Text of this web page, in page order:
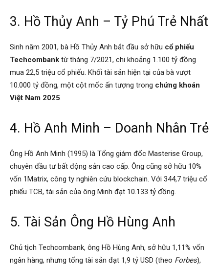
3. Hồ Thủy Anh – Tỷ Phú Trẻ Nhất
Sinh năm 2001, bà Hồ Thủy Anh bắt đầu sở hữu cổ phiếu
Techcombank từ tháng 7/2021, chi khoảng 1.100 tỷ đồng
mua 22,5 triệu cổ phiếu. Khối tài sản hiện tại của bà vượt
10.000 tỷ đồng, một cột mốc ấn tượng trong chứng khoán
Việt Nam 2025.
4. Hồ Anh Minh – Doanh Nhân Trẻ
Ông Hồ Anh Minh (1995) là Tổng giám đốc Masterise Group,
chuyên đầu tư bất động sản cao cấp. Ông cũng sở hữu 10%
vốn 1Matrix, công ty nghiên cứu blockchain. Với 344,7 triệu cổ
phiếu TCB, tài sản của ông Minh đạt 10.133 tỷ đồng.
5. Tài Sản Ông Hồ Hùng Anh
Chủ tịch Techcombank, ông Hồ Hùng Anh, sở hữu 1,11% vốn
ngân hàng, nhưng tổng tài sản đạt 1,9 tỷ USD (theo Forbes),